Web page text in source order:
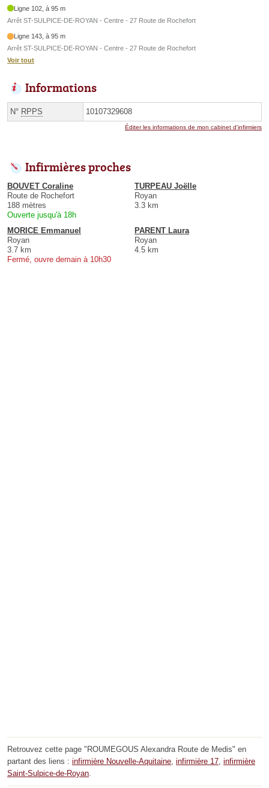
Ligne 102, à 95 m
Arrêt ST-SULPICE-DE-ROYAN - Centre - 27 Route de Rochefort
Ligne 143, à 95 m
Arrêt ST-SULPICE-DE-ROYAN - Centre - 27 Route de Rochefort
Voir tout
Informations
N° RPPS 10107329608
Éditer les informations de mon cabinet d'infirmiers
Infirmières proches
BOUVET Coraline
Route de Rochefort
188 mètres
Ouverte jusqu'à 18h
TURPEAU Joëlle
Royan
3.3 km
MORICE Emmanuel
Royan
3.7 km
Fermé, ouvre demain à 10h30
PARENT Laura
Royan
4.5 km
Retrouvez cette page "ROUMEGOUS Alexandra Route de Medis" en
partant des liens : infirmière Nouvelle-Aquitaine, infirmière 17, infirmière
Saint-Sulpice-de-Royan.